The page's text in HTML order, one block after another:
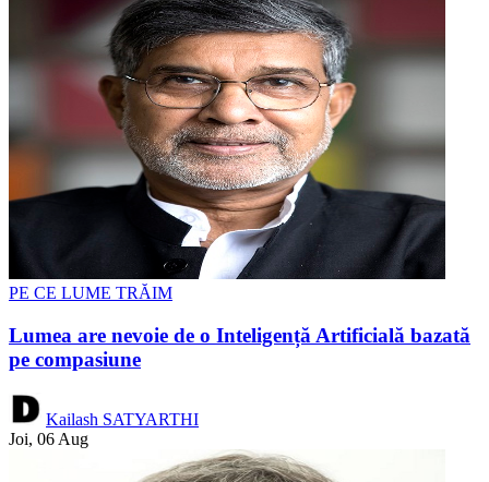
PE CE LUME TRĂIM
Lumea are nevoie de o Inteligență Artificială bazată
pe compasiune
Kailash SATYARTHI
Joi, 06 Aug